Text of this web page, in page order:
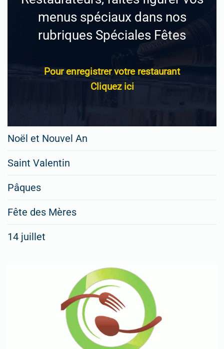
menus spéciaux dans nos
rubriques Spéciales Fêtes
Pour enregistrer votre restaurant
Cliquez ici
Noël et Nouvel An
Saint Valentin
Pâques
Fête des Mères
14 juillet